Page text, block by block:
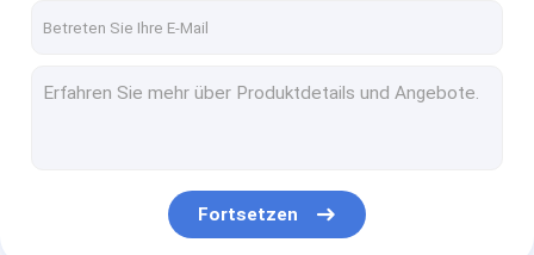
dauerhafter magnetischer Heber
Fortsetzen